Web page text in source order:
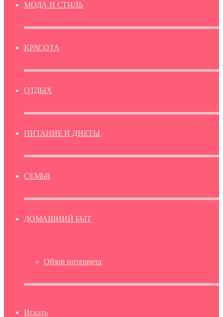
МОДА И СТИЛЬ
КРАСОТА
ОТДЫХ
ПИТАНИЕ И ДИЕТЫ
СЕМЬЯ
ДОМАШНИЙ БЫТ
Обзор интернета
Искать